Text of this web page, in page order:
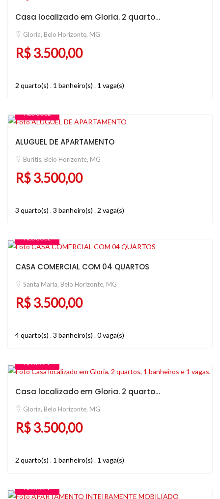
Casa localizado em Gloria. 2 quartos (1 suítes), 1 banheiros e 1 vagas.
Gloria, Belo Horizonte, MG
R$ 3.500,00
2 quarto(s) . 1 banheiro(s) . 1 vaga(s)
ALUGUEL
ALUGUEL DE APARTAMENTO
Buritis, Belo Horizonte, MG
R$ 3.500,00
3 quarto(s) . 3 banheiro(s) . 2 vaga(s)
ALUGUEL
CASA COMERCIAL COM 04 QUARTOS
Santa Maria, Belo Horizonte, MG
R$ 3.500,00
4 quarto(s) . 3 banheiro(s) . 0 vaga(s)
ALUGUEL
Casa localizado em Gloria. 2 quartos, 1 banheiros e 1 vagas.
Gloria, Belo Horizonte, MG
R$ 3.500,00
2 quarto(s) . 1 banheiro(s) . 1 vaga(s)
ALUGUEL